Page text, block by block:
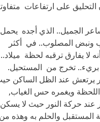
التحليق على ارتفاعات
الجميل.. الذي أجده يحمل
ونبض المصلوب.. في أكثر
لا يفارق ترقبه لحظة ميلاد..
تخرج من المستحيل.
يرتعش عند الظل الساكن
ويغمره حس الغياب,
عند حركة النور حيث لا يسكن
المستقبل والحلم به وهذه من